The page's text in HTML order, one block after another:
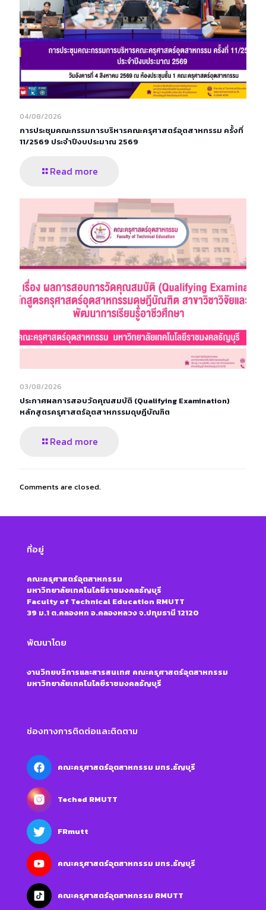
04/08/2026
การประชุมคณะกรรมการบริหารคณะครุศาสตร์อุตสาหกรรม ครั้งที่
11/2569 ประจำปีงบประมาณ 2569
Read more
03/08/2026
ประกาศผลการสอบวัดคุณสมบัติ (Qualifying Examination)
หลักสูตรครุศาสตร์อุตสาหกรรมดุษฎีบัณฑิต
Read more
Comments are closed.
ที่อยู่
คณะครุศาสตร์อุตสาหกรรม
มหาวิทยาลัยเทคโนโลยีราชมงคลธัญบุรี
Faculty of Technical Education RMUTT
39 ม.1 ต.คลองหก อ.คลองหลวง จ.ปทุมธานี 12120
พัฒนาโดย
งานวิทยบริการและสารสนเทศ คณะครุศาสตร์อุตสาหกรรม
มหาวิทยาลัยเทคโนโลยีราชมงคลธัญบุรี
ช่องทางการติดต่อและติดตาม
คณะครุศาสตร์อุตสาหกรรม มทร.ธัญบุรี
Teched RMUTT
FRmutt
คณะครุศาสตร์อุตสาหกรรม มทร.ธัญบุรี
คณะครุศาสตร์อุตสาหกรรม RMUTT